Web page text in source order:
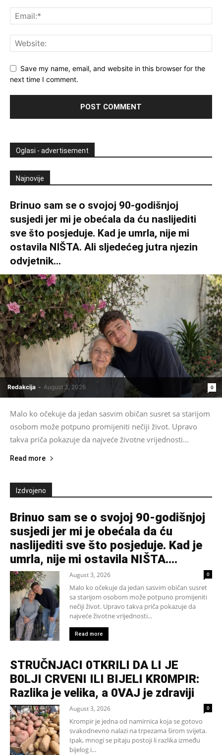
Save my name, email, and website in this browser for the
next time I comment.
Oglasi - advertisement
Najnovije
Brinuo sam se o svojoj 90-godišnjoj
susjedi jer mi je obećala da ću naslijediti
sve što posjeduje. Kad je umrla, nije mi
ostavila NIŠTA. Ali sljedećeg jutra njezin
odvjetnik...
Redakcija - August 3, 2026 0
Malo ko očekuje da jedan sasvim običan susret sa starijom
osobom može potpuno promijeniti nečiji život. Upravo
takva priča pokazuje da najveće životne vrijednosti...
Read more
Izdvojeno
Brinuo sam se o svojoj 90-godišnjoj
susjedi jer mi je obećala da ću
naslijediti sve što posjeduje. Kad je
umrla, nije mi ostavila NIŠTA....
August 3, 2026 0
Malo ko očekuje da jedan sasvim običan susret
sa starijom osobom može potpuno promijeniti
nečiji život. Upravo takva priča pokazuje da
najveće životne vrijednosti...
Read more
STRUČNJACI 0TKRILI DA LI JE
B0LJI CRVENI ILI BIJELI KR0MPIR:
Razlika je velika, a 0VAJ je zdraviji
August 3, 2026 0
Krompir je jedna od namirnica koja se gotovo
svakodnevno nalazi na trpezama širom svijeta.
Ipak, mnogi se pitaju postoji li razlika između
bijelog i...